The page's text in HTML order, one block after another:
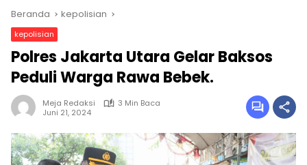
Beranda kepolisian
kepolisian
Polres Jakarta Utara Gelar Baksos
Peduli Warga Rawa Bebek.
Meja Redaksi
3 Min Baca
Juni 21, 2024